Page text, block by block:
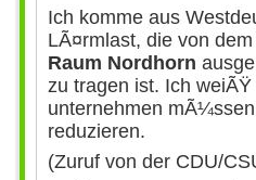
Ich komme aus
LÃ¤rmlast, die von
Raum Nordhorn
zu tragen ist. Ich
unternehmen
reduzieren.
(Zuruf von der CDU/